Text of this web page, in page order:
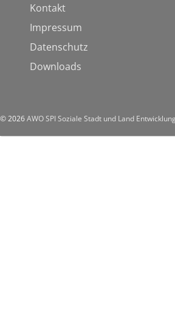
Kontakt
Impressum
Datenschutz
Downloads
© 2026AWO SPI Soziale Stadt und Land